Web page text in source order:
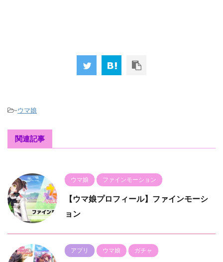
-ウマ娘
関連記事
ウマ娘 ファインモーション
【ウマ娘プロフィール】ファインモーシ
ョン
アプリ ウマ娘 ガチャ